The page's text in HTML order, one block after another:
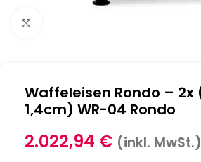
Waffeleisen Rondo – 2x
1,4cm) WR-04 Rondo
2.022,94 € (inkl. MwSt.)